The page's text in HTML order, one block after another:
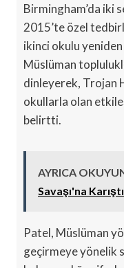
Birmingham’da iki
2015’te özel
ikinci okulu
Müslüman
dinleyerek, Trojan
okullarla olan
belirtti.
AYRICA
Savaşı'na
Patel, Müslüman
geçirmeye yönelik